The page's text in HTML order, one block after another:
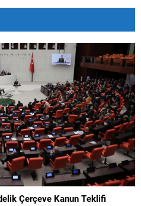
Çerçeve Kanun Teklifi